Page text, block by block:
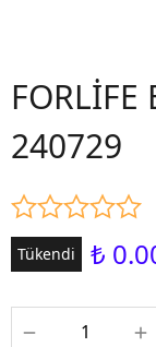
FORLİFE
240729
Tükendi ₺